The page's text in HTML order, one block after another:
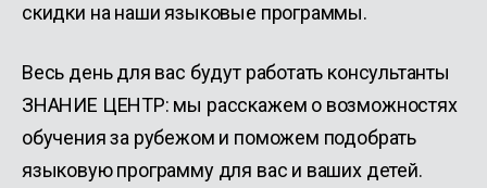
скидки на наши языковые программы.
Весь день для вас будут работать консультанты
ЗНАНИЕ ЦЕНТР: мы расскажем о возможностях
обучения за рубежом и поможем подобрать
языковую программу для вас и ваших детей.